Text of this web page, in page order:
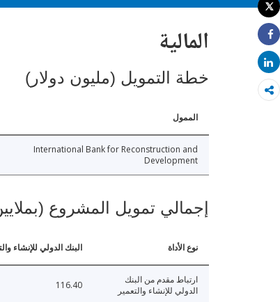
طباعة
Tweet
Share
Share
المالية
خطة التمويل (مليون دولار)
الممول
International Bank for Reconstruction and
Development
إجمالي تمويل المشروع
نوع الأداة البنك الدولي للإنشاء
ارتباط مقدم من البنك
الدولي للإنشاء والتعمير
116.40